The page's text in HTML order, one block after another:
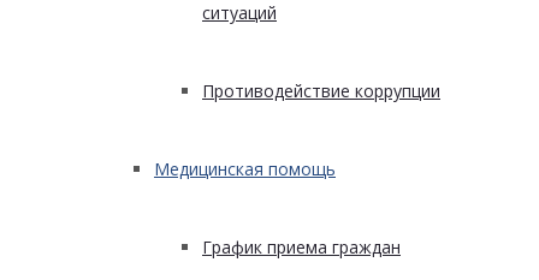
ситуаций
Противодействие коррупции
Медицинская помощь
График приема граждан